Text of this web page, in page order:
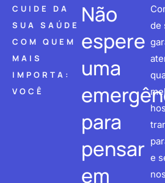
CUIDE DA
SUA SAÚDE
COM QUEM
MAIS
IMPORTA:
VOCÊ
Não
espere
uma
para
pensar
em
de
e